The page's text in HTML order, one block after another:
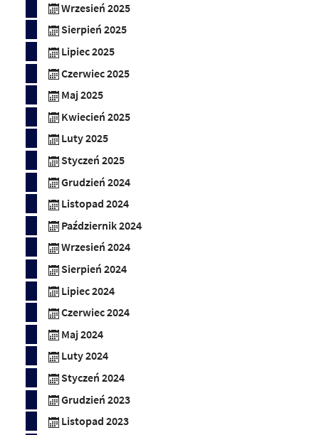
Wrzesień 2025
Sierpień 2025
Lipiec 2025
Czerwiec 2025
Maj 2025
Kwiecień 2025
Luty 2025
Styczeń 2025
Grudzień 2024
Listopad 2024
Październik 2024
Wrzesień 2024
Sierpień 2024
Lipiec 2024
Czerwiec 2024
Maj 2024
Luty 2024
Styczeń 2024
Grudzień 2023
Listopad 2023